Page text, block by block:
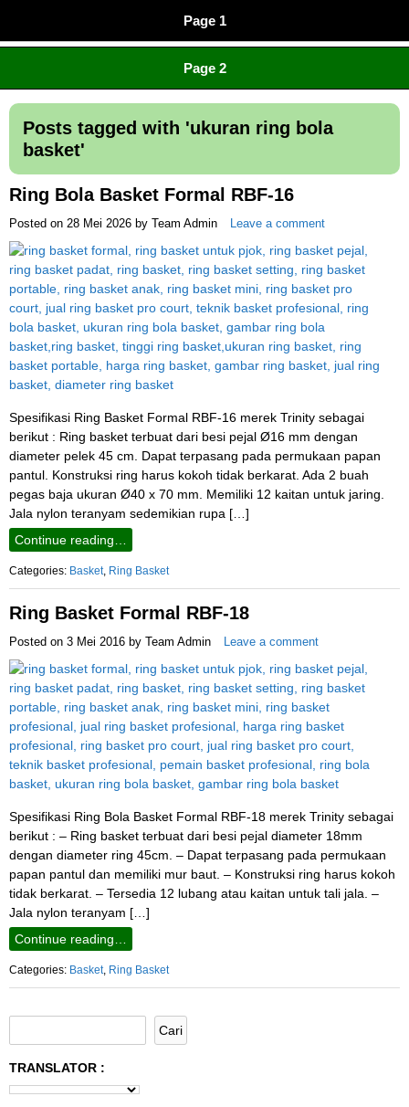
Page 1
CV JAYA BERSAMA Co Id
Menyediakan Semua Perlengkapan Olahraga Yang
Page 2
Posts tagged with 'ukuran ring bola
basket'
Ring Bola Basket Formal RBF-16
Posted on 28 Mei 2026 by Team Admin Leave a comment
Spesifikasi Ring Basket Formal RBF-16 merek Trinity sebagai
berikut : Ring basket terbuat dari besi pejal Ø16 mm dengan
diameter pelek 45 cm. Dapat terpasang pada permukaan papan
pantul. Konstruksi ring harus kokoh tidak berkarat. Ada 2 buah
pegas baja ukuran Ø40 x 70 mm. Memiliki 12 kaitan untuk jaring.
Jala nylon teranyam sedemikian rupa […]
Continue reading…
Categories: Basket, Ring Basket
Ring Basket Formal RBF-18
Posted on 3 Mei 2016 by Team Admin Leave a comment
Spesifikasi Ring Bola Basket Formal RBF-18 merek Trinity sebagai
berikut : – Ring basket terbuat dari besi pejal diameter 18mm
dengan diameter ring 45cm. – Dapat terpasang pada permukaan
papan pantul dan memiliki mur baut. – Konstruksi ring harus kokoh
tidak berkarat. – Tersedia 12 lubang atau kaitan untuk tali jala. –
Jala nylon teranyam […]
Continue reading…
Categories: Basket, Ring Basket
TRANSLATOR :